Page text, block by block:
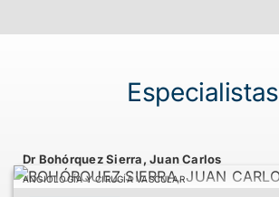
Especialistas
Dr Bohórquez Sierra, Juan Carlos
ANGIOLOGÍA Y CIRUGÍA VASCULAR